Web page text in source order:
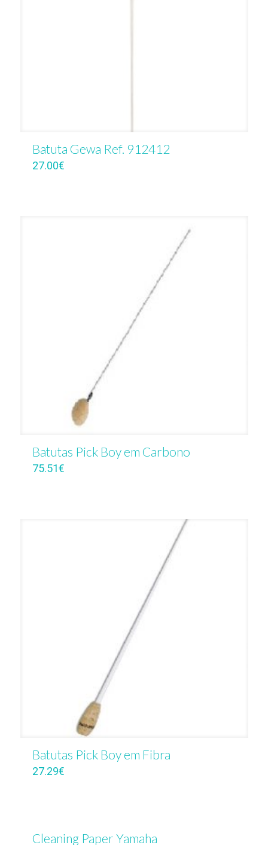
Batuta Gewa Ref. 912412
27.00€
Batutas Pick Boy em Carbono
75.51€
Batutas Pick Boy em Fibra
27.29€
Cleaning Paper Yamaha